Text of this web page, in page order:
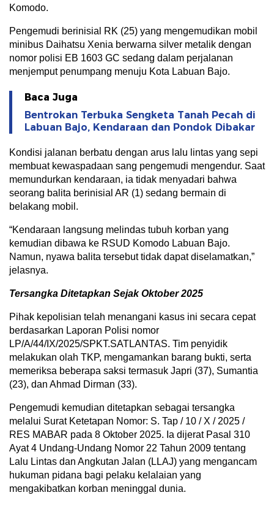
Komodo.
Pengemudi berinisial RK (25) yang mengemudikan mobil
minibus Daihatsu Xenia berwarna silver metalik dengan
nomor polisi EB 1603 GC sedang dalam perjalanan
menjemput penumpang menuju Kota Labuan Bajo.
Baca Juga
Bentrokan Terbuka Sengketa Tanah Pecah di
Labuan Bajo, Kendaraan dan Pondok Dibakar
Kondisi jalanan berbatu dengan arus lalu lintas yang sepi
membuat kewaspadaan sang pengemudi mengendur. Saat
memundurkan kendaraan, ia tidak menyadari bahwa
seorang balita berinisial AR (1) sedang bermain di
belakang mobil.
“Kendaraan langsung melindas tubuh korban yang
kemudian dibawa ke RSUD Komodo Labuan Bajo.
Namun, nyawa balita tersebut tidak dapat diselamatkan,”
jelasnya.
Tersangka Ditetapkan Sejak Oktober 2025
Pihak kepolisian telah menangani kasus ini secara cepat
berdasarkan Laporan Polisi nomor
LP/A/44/IX/2025/SPKT.SATLANTAS. Tim penyidik
melakukan olah TKP, mengamankan barang bukti, serta
memeriksa beberapa saksi termasuk Japri (37), Sumantia
(23), dan Ahmad Dirman (33).
Pengemudi kemudian ditetapkan sebagai tersangka
melalui Surat Ketetapan Nomor: S. Tap / 10 / X / 2025 /
RES MABAR pada 8 Oktober 2025. Ia dijerat Pasal 310
Ayat 4 Undang-Undang Nomor 22 Tahun 2009 tentang
Lalu Lintas dan Angkutan Jalan (LLAJ) yang mengancam
hukuman pidana bagi pelaku kelalaian yang
mengakibatkan korban meninggal dunia.